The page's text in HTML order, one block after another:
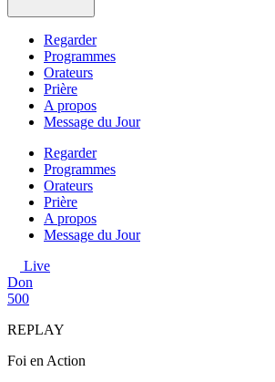
Regarder
Programmes
Orateurs
Prière
A propos
Message du Jour
Regarder
Programmes
Orateurs
Prière
A propos
Message du Jour
Live
Don
500
REPLAY
Foi en Action